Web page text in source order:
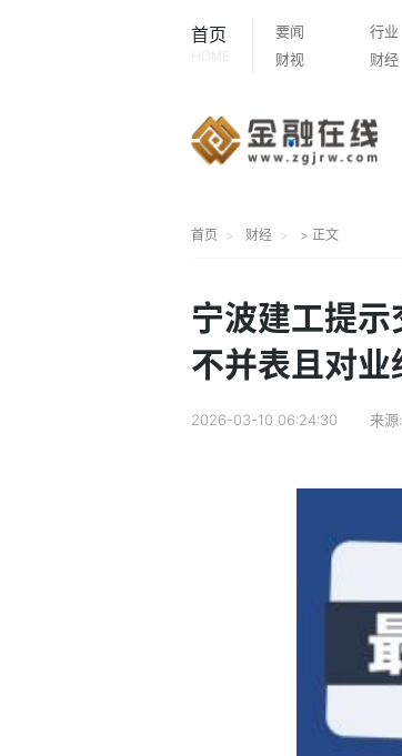
首页
HOME
要闻 行业
财视
财经
首页 财经 > 正文
宁波建工提
不并表且对业
2026-03-10 06:24:30 来源: